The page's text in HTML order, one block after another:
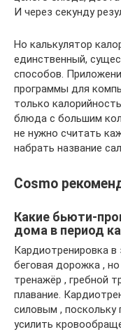
И через секунду
Но калькулятор
единственный,
способов.
программы для
только
блюда с большим
не нужно считать
набрать название
Cosmo
Какие бьюти-
дома в период
Кардиотренировка
беговая дорожка ,
тренажёр , гребной
плавание.
силовым ,
усилить